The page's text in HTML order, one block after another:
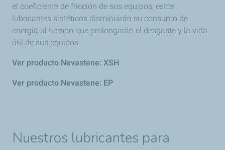
el coeficiente de fricción de sus equipos, estos
lubricantes sintéticos disminuirán su consumo de
energía al tiempo que prolongarán el desgaste y la vida
útil de sus equipos.
Ver producto Nevastene: XSH
Ver producto Nevastene: EP
Nuestros lubricantes para